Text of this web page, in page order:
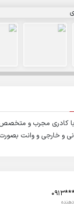
کادری مجرب و متخصص
و خارجی و وانت